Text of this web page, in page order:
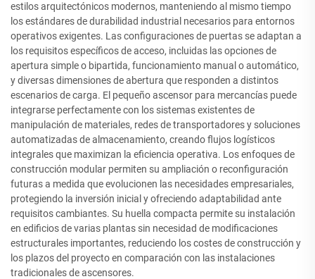
estilos arquitectónicos modernos, manteniendo al mismo tiempo
los estándares de durabilidad industrial necesarios para entornos
operativos exigentes. Las configuraciones de puertas se adaptan a
los requisitos específicos de acceso, incluidas las opciones de
apertura simple o bipartida, funcionamiento manual o automático,
y diversas dimensiones de abertura que responden a distintos
escenarios de carga. El pequeño ascensor para mercancías puede
integrarse perfectamente con los sistemas existentes de
manipulación de materiales, redes de transportadores y soluciones
automatizadas de almacenamiento, creando flujos logísticos
integrales que maximizan la eficiencia operativa. Los enfoques de
construcción modular permiten su ampliación o reconfiguración
futuras a medida que evolucionen las necesidades empresariales,
protegiendo la inversión inicial y ofreciendo adaptabilidad ante
requisitos cambiantes. Su huella compacta permite su instalación
en edificios de varias plantas sin necesidad de modificaciones
estructurales importantes, reduciendo los costes de construcción y
los plazos del proyecto en comparación con las instalaciones
tradicionales de ascensores.